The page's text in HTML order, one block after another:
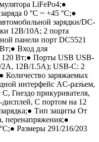
LiFePo4;●
0 °C ~ +45 °C;●
зарядки/DC-
12В/10А; 2 порта
панели порт DC5521
Вход для
120 Вт;● Порты USB USB-
12В/1.5А); USB-C: 2
Количество заряжаемых
интерфейс AC-разъем,
Гнездо прикуривателя,
С портом на 12
Тип защиты От
перенапряжения;●
Размеры 291/216/203